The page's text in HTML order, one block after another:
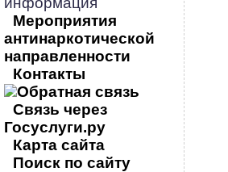
Мероприятия
антинаркотической
направленности
Контакты
Обратная связь
Связь через
Госуслуги.ру
Карта сайта
Поиск по сайту